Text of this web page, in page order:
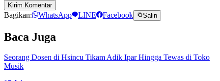
Kirim Komentar
Bagikan: WhatsApp LINE Facebook Salin
Baca Juga
Seorang Dosen di Hsincu Tikam Adik Ipar Hingga Tewas di Toko
Musik